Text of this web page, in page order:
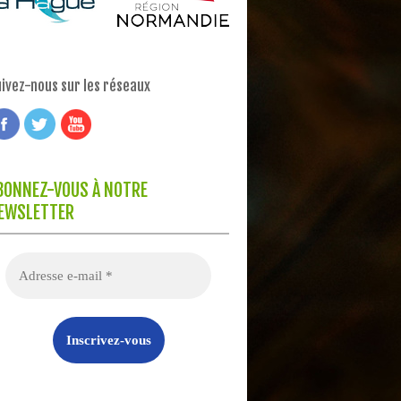
nous sur les réseaux
VOUS À NOTRE